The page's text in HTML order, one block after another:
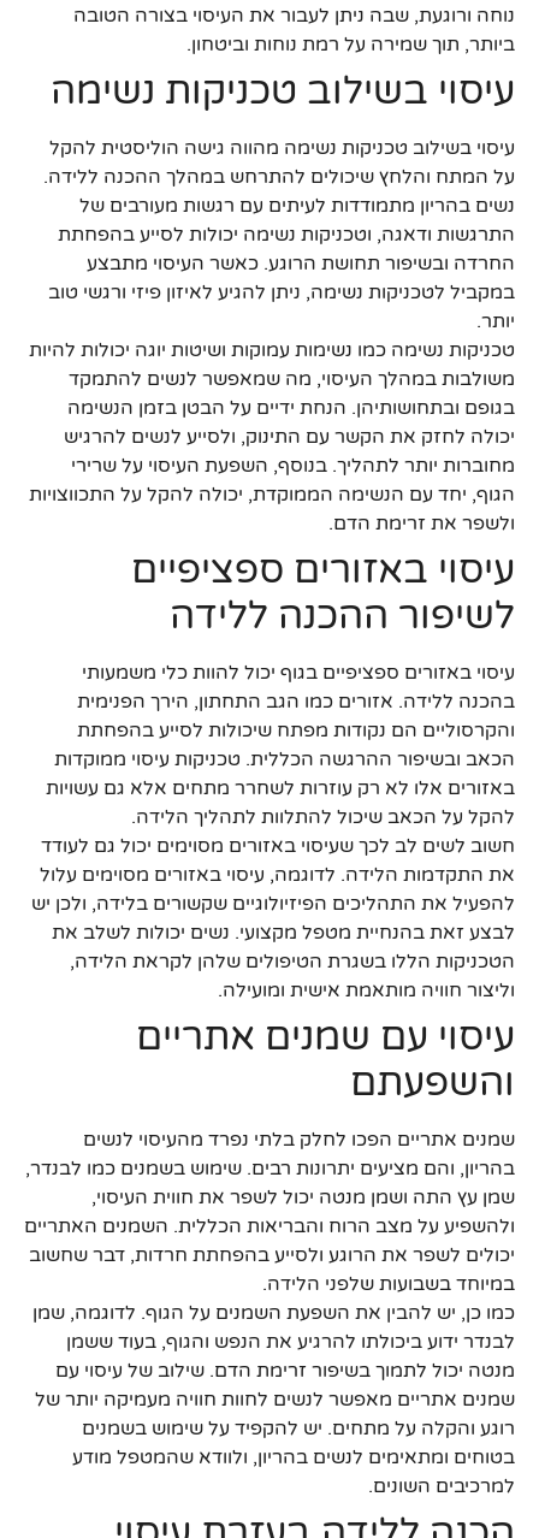
נוחה ורוגעת, שבה ניתן לעבור את העיסוי בצורה הטובה
ביותר, תוך שמירה על רמת נוחות וביטחון.
עיסוי בשילוב טכניקות נשימה
עיסוי בשילוב טכניקות נשימה מהווה גישה הוליסטית להקל
על המתח והלחץ שיכולים להתרחש במהלך ההכנה ללידה.
נשים בהריון מתמודדות לעיתים עם רגשות מעורבים של
התרגשות ודאגה, וטכניקות נשימה יכולות לסייע בהפחתת
החרדה ובשיפור תחושת הרוגע. כאשר העיסוי מתבצע
במקביל לטכניקות נשימה, ניתן להגיע לאיזון פיזי ורגשי טוב
יותר.
טכניקות נשימה כמו נשימות עמוקות ושיטות יוגה יכולות להיות
משולבות במהלך העיסוי, מה שמאפשר לנשים להתמקד
בגופם ובתחושותיהן. הנחת ידיים על הבטן בזמן הנשימה
יכולה לחזק את הקשר עם התינוק, ולסייע לנשים להרגיש
מחוברות יותר לתהליך. בנוסף, השפעת העיסוי על שרירי
הגוף, יחד עם הנשימה הממוקדת, יכולה להקל על התכווצויות
ולשפר את זרימת הדם.
עיסוי באזורים ספציפיים
לשיפור ההכנה ללידה
עיסוי באזורים ספציפיים בגוף יכול להוות כלי משמעותי
בהכנה ללידה. אזורים כמו הגב התחתון, הירך הפנימית
והקרסוליים הם נקודות מפתח שיכולות לסייע בהפחתת
הכאב ובשיפור ההרגשה הכללית. טכניקות עיסוי ממוקדות
באזורים אלו לא רק עוזרות לשחרר מתחים אלא גם עשויות
להקל על הכאב שיכול להתלוות לתהליך הלידה.
חשוב לשים לב לכך שעיסוי באזורים מסוימים יכול גם לעודד
את התקדמות הלידה. לדוגמה, עיסוי באזורים מסוימים עלול
להפעיל את התהליכים הפיזיולוגיים שקשורים בלידה, ולכן יש
לבצע זאת בהנחיית מטפל מקצועי. נשים יכולות לשלב את
הטכניקות הללו בשגרת הטיפולים שלהן לקראת הלידה,
וליצור חוויה מותאמת אישית ומועילה.
עיסוי עם שמנים אתריים
והשפעתם
שמנים אתריים הפכו לחלק בלתי נפרד מהעיסוי לנשים
בהריון, והם מציעים יתרונות רבים. שימוש בשמנים כמו לבנדר,
שמן עץ התה ושמן מנטה יכול לשפר את חווית העיסוי,
ולהשפיע על מצב הרוח והבריאות הכללית. השמנים האתריים
יכולים לשפר את הרוגע ולסייע בהפחתת חרדות, דבר שחשוב
במיוחד בשבועות שלפני הלידה.
כמו כן, יש להבין את השפעת השמנים על הגוף. לדוגמה, שמן
לבנדר ידוע ביכולתו להרגיע את הנפש והגוף, בעוד ששמן
מנטה יכול לתמוך בשיפור זרימת הדם. שילוב של עיסוי עם
שמנים אתריים מאפשר לנשים לחוות חוויה מעמיקה יותר של
רוגע והקלה על מתחים. יש להקפיד על שימוש בשמנים
בטוחים ומתאימים לנשים בהריון, ולוודא שהמטפל מודע
למרכיבים השונים.